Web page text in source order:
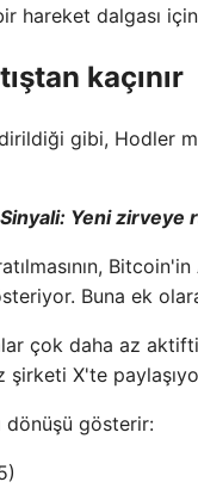
hareket dalgası
kaçınır
gibi, Hodler
Yeni
Buna ek
çok daha az
şirketi X'te
dönüşü gösterir: